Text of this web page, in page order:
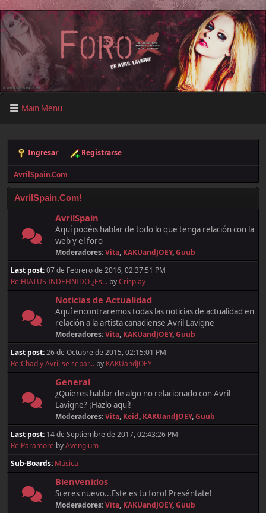
Main Menu
Ingresar Registrarse
AvrilSpain.Com
AvrilSpain.Com!
AvrilSpain
Aquí podéis hablar de todo lo que tenga relación con la
web y el foro
Moderadores:Vita, KAKUandJOEY,Guub
Last post:07 de Febrero de 2016, 02:37:51 PM
Re:HIATUS INDEFINIDO ¿Es... byCrisplay
Noticias de Actualidad
Aquí encontraremos todas las noticias de actualidad en
relación a la artista canadiense Avril Lavigne
Moderadores:Vita, KAKUandJOEY,Guub
Last post:26 de Octubre de 2015, 02:15:01 PM
Re:Chad y Avril se separ... by KAKUandJOEY
General
¿Quieres hablar de algo no relacionado con Avril
Lavigne? ¡Hazlo aquí!
Moderadores:Vita, Keid, KAKUandJOEY,Guub
Last post: 14 de Septiembre de 2017, 02:43:26 PM
Re:Paramore byAvengium
Sub-Boards Música
Bienvenidos
Si eres nuevo...Este es tu foro! Preséntate!
Moderadores:Vita, KAKUandJOEY,Guub